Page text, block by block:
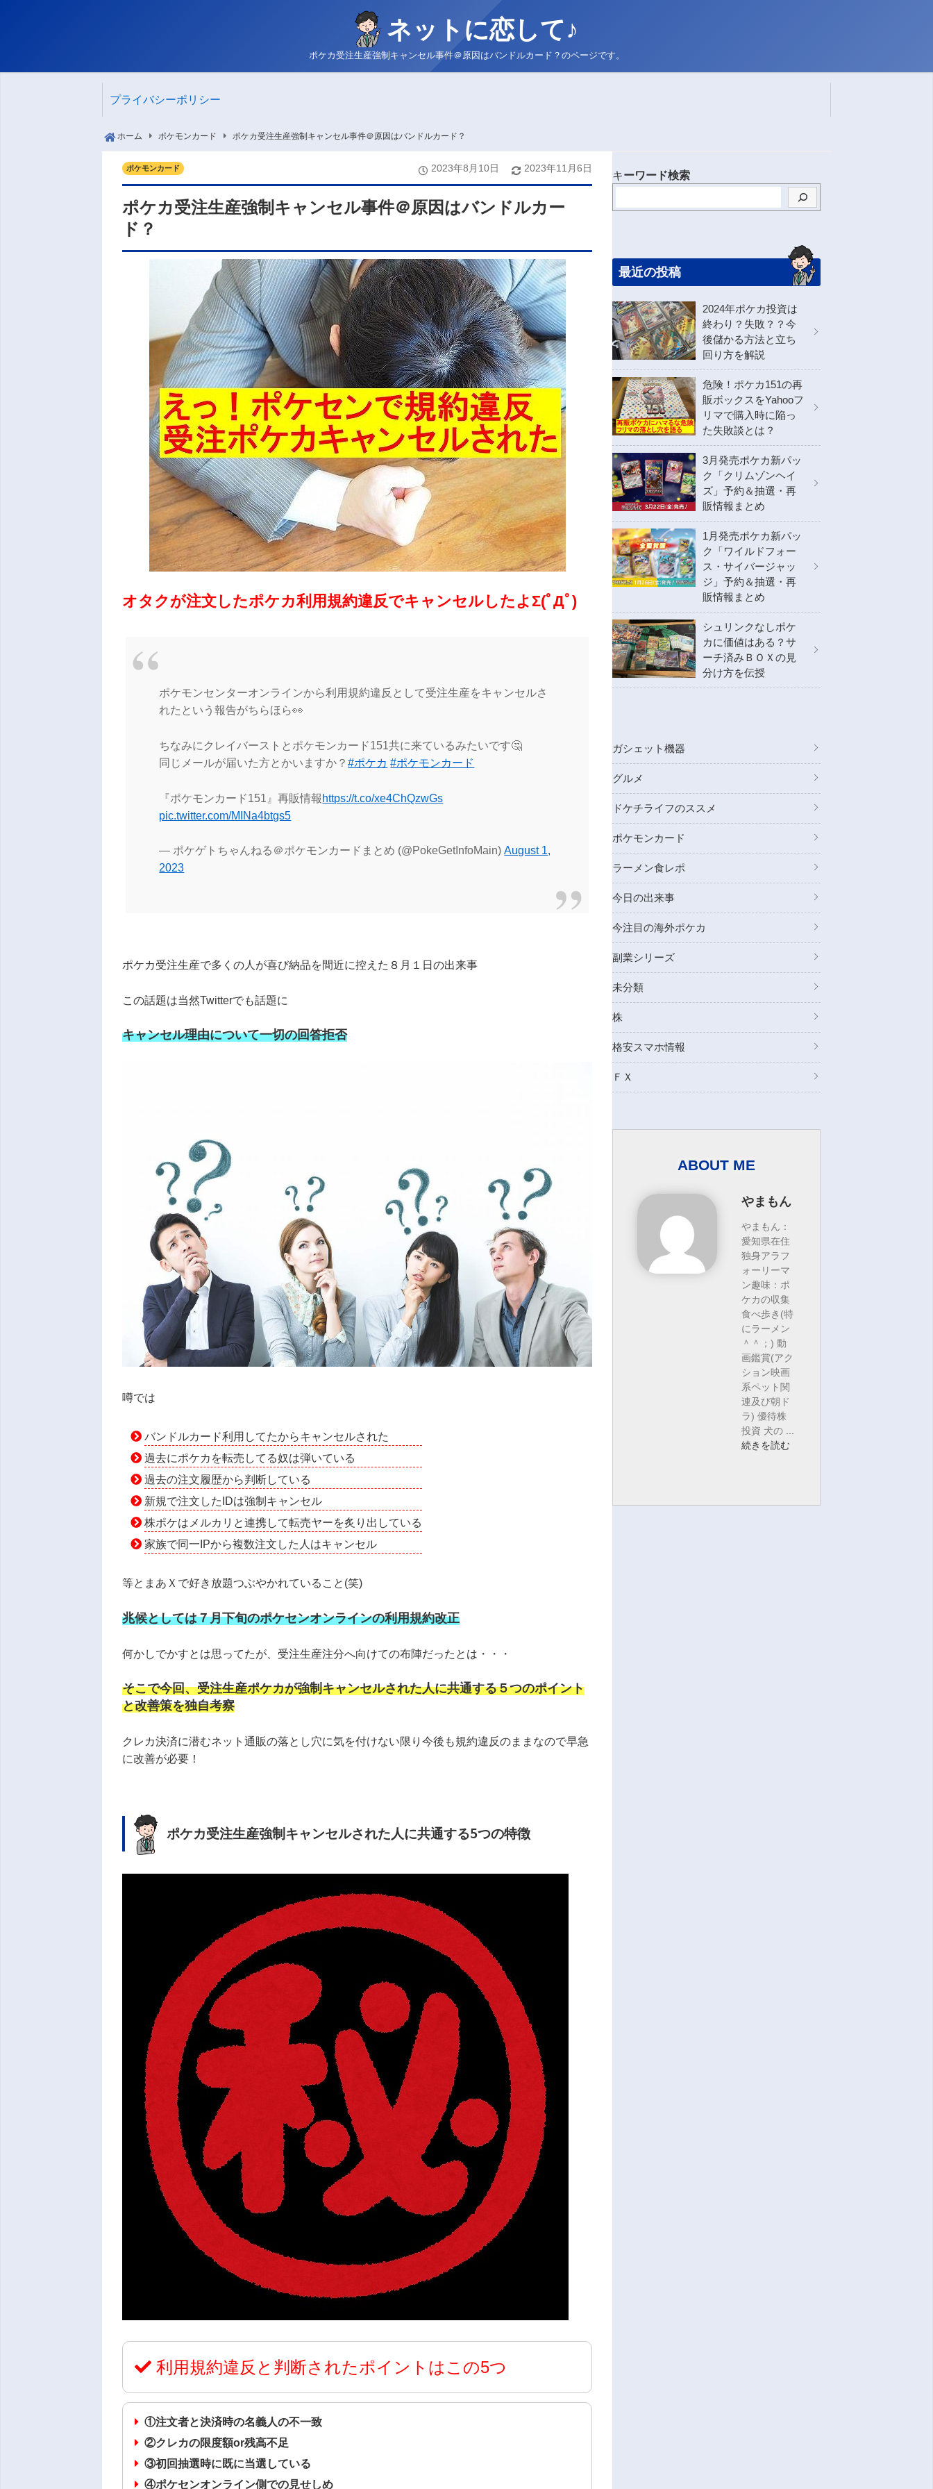
ネットに恋して♪
ポケカ受注生産強制キャンセル事件＠原因はバンドルカード？のページです。
プライバシーポリシー
ホーム ポケモンカード ポケカ受注生産強制キャンセル事件＠原因はバンドルカード？
ポケモンカード 2023年8月10日 2023年11月6日
ポケカ受注生産強制キャンセル事件＠原因はバンドルカー
ド？
オタクが注文したポケカ利用規約違反でキャンセルしたよΣ(ﾟДﾟ)
ポケモンセンターオンラインから利用規約違反として受注生産をキャンセルさ
れたという報告がちらほら👀
ちなみにクレイバーストとポケモンカード151共に来ているみたいです🤔
同じメールが届いた方とかいますか？#ポケカ #ポケモンカード
『ポケモンカード151』再販情報 https://t.co/xe4ChQzwGs
pic.twitter.com/MINa4btgs5
— ポケゲトちゃんねる＠ポケモンカードまとめ (@PokeGetInfoMain)August 1,
2023
ポケカ受注生産で多くの人が喜び納品を間近に控えた８月１日の出来事
この話題は当然Twitterでも話題に
キャンセル理由について一切の回答拒否
噂では
バンドルカード利用してたからキャンセルされた
過去にポケカを転売してる奴は弾いている
過去の注文履歴から判断している
新規で注文したIDは強制キャンセル
株ポケはメルカリと連携して転売ヤーを炙り出している
家族で同一IPから複数注文した人はキャンセル
等とまあＸで好き放題つぶやかれていること(笑)
兆候としては７月下旬のポケセンオンラインの利用規約改正
何かしでかすとは思ってたが、受注生産注分へ向けての布陣だったとは・・・
そこで今回、受注生産ポケカが強制キャンセルされた人に共通する５つのポイント
と改善策を独自考察
クレカ決済に潜むネット通販の落とし穴に気を付けない限り今後も規約違反のままなので早急
に改善が必要！
ポケカ受注生産強制キャンセルされた人に共通する5つの特徴
利用規約違反と判断されたポイントはこの5つ
①注文者と決済時の名義人の不一致
②クレカの限度額or残高不足
③初回抽選時に既に当選している
④ポケセンオンライン側での見せしめ
キーワード検索
最近の投稿
2024年ポケカ投資は
終わり？失敗？？今
後儲かる方法と立ち
回り方を解説
危険！ポケカ151の再
販ボックスをYahooフ
リマで購入時に陥っ
た失敗談とは？
3月発売ポケカ新パッ
ク「クリムゾンヘイ
ズ」予約＆抽選・再
販情報まとめ
1月発売ポケカ新パッ
ク「ワイルドフォー
ス・サイバージャッ
ジ」予約＆抽選・再
販情報まとめ
シュリンクなしポケ
カに価値はある？サ
ーチ済みＢＯＸの見
分け方を伝授
ガシェット機器
グルメ
ドケチライフのススメ
ポケモンカード
ラーメン食レポ
今日の出来事
今注目の海外ポケカ
副業シリーズ
未分類
株
格安スマホ情報
ＦＸ
ABOUT ME
やまもん
やまもん：
愛知県在住
独身アラフ
ォーリーマ
ン趣味：ポ
ケカの収集
食べ歩き(特
にラーメン
＾＾；) 動
画鑑賞(アク
ション映画
系ペット関
連及び朝ド
ラ) 優待株
投資 犬の
続きを読む